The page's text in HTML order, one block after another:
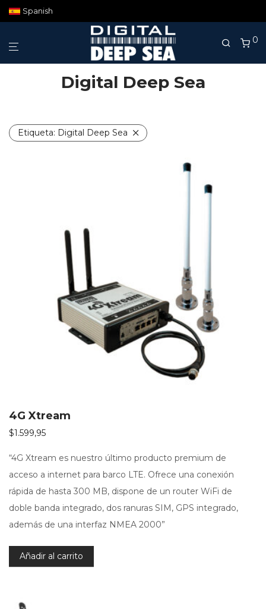
Spanish
0
Digital Deep Sea
Etiqueta: Digital Deep Sea
4G Xtream
$1.599,95
“4G Xtream es nuestro último producto premium de
acceso a internet para barco LTE. Ofrece una conexión
rápida de hasta 300 MB, dispone de un router WiFi de
doble banda integrado, dos ranuras SIM, GPS integrado,
además de una interfaz NMEA 2000”
Añadir al carrito